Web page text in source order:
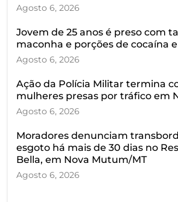
Agosto 6, 2026
Jovem de 25 anos é preso com
maconha e porções de cocaína
Agosto 6, 2026
Ação da Polícia Militar termina
mulheres presas por tráfico em
Agosto 6, 2026
Moradores denunciam
esgoto há mais de 30 dias no
Bella, em Nova Mutum/MT
Agosto 6, 2026